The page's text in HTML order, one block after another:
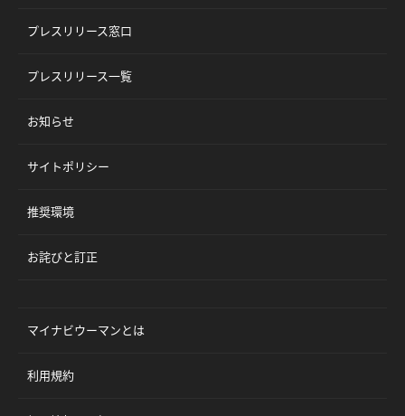
プレスリリース窓口
プレスリリース一覧
お知らせ
サイトポリシー
推奨環境
お詫びと訂正
マイナビウーマンとは
利用規約